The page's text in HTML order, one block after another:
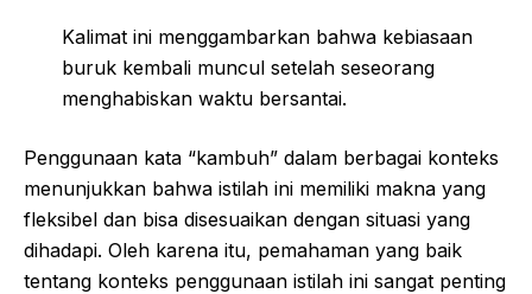
Kalimat ini menggambarkan bahwa kebiasaan
buruk kembali muncul setelah seseorang
menghabiskan waktu bersantai.
Penggunaan kata “kambuh” dalam berbagai konteks
menunjukkan bahwa istilah ini memiliki makna yang
fleksibel dan bisa disesuaikan dengan situasi yang
dihadapi. Oleh karena itu, pemahaman yang baik
tentang konteks penggunaan istilah ini sangat penting